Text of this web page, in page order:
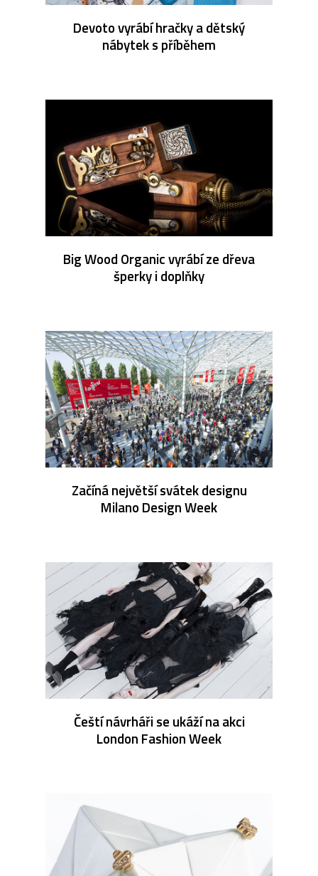
Devoto vyrábí hračky a dětský
nábytek s příběhem
Big Wood Organic vyrábí ze dřeva
šperky i doplňky
Začíná největší svátek designu
Milano Design Week
Čeští návrháři se ukáží na akci
London Fashion Week